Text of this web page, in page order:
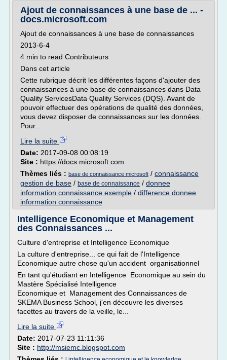
Ajout de connaissances à une base de ... -
docs.microsoft.com
Ajout de connaissances à une base de connaissances
2013-6-4
4 min to read Contributeurs
Dans cet article
Cette rubrique décrit les différentes façons d'ajouter des
connaissances à une base de connaissances dans Data
Quality ServicesData Quality Services (DQS). Avant de
pouvoir effectuer des opérations de qualité des données,
vous devez disposer de connaissances sur les données.
Pour...
Lire la suite
Date: 2017-09-08 00:08:19
Site : https://docs.microsoft.com
Thèmes liés : base de connaissance microsoft / connaissance
gestion de base / base de connaissance / donnee
information connaissance exemple / difference donnee
information connaissance
Intelligence Economique et Management
des Connaissances ...
Culture d'entreprise et Intelligence Economique
La culture d'entreprise... ce qui fait de l'Intelligence
Economique autre chose qu'un accident organisationnel
En tant qu'étudiant en Intelligence Economique au sein du
Mastère Spécialisé Intelligence
Economique et Management des Connaissances de
SKEMA Business School, j'en découvre les diverses
facettes au travers de la veille, le...
Lire la suite
Date: 2017-07-23 11:11:36
Site : http://msiemc.blogspot.com